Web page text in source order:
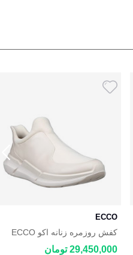
ECCO
کفش روزمره زنانه اکو ECCO
Biom 2.2
29,450,000 تومان